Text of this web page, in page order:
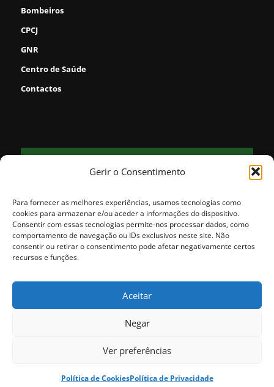
Gerir o Consentimento
Para fornecer as melhores experiências, usamos tecnologias como
cookies para armazenar e/ou aceder a informações do dispositivo.
Consentir com essas tecnologias permite-nos processar dados, como
comportamento de navegação ou IDs exclusivos neste site. Não
consentir ou retirar o consentimento pode afetar negativamente certos
recursos e funções.
Aceitar
Negar
Ver preferências
Política de CookiesPolítica de Privacidade
Bombeiros
CPCJ
GNR
Centro de Saúde
Contactos
FORNOS
23
vento: 3m/s NNO
MAX 23 • MIN 23
22° 29 °
reservados. | Desenvolvido pela